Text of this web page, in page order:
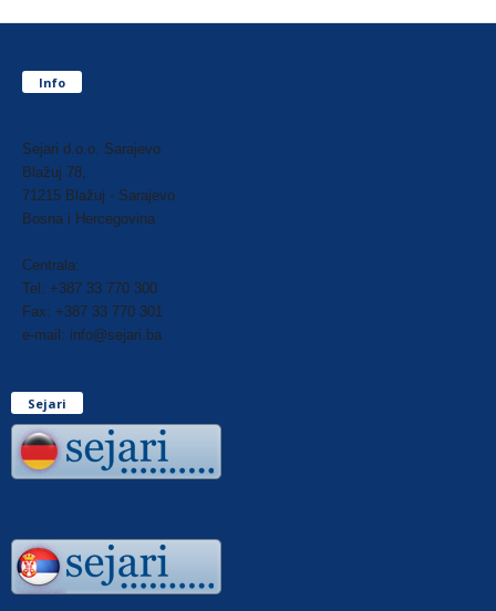
Info
Sejari d.o.o. Sarajevo
Blažuj 78,
71215 Blažuj - Sarajevo
Bosna i Hercegovina
Centrala:
Tel: +387 33 770 300
Fax: +387 33 770 301
e-mail: info@sejari.ba
Sejari